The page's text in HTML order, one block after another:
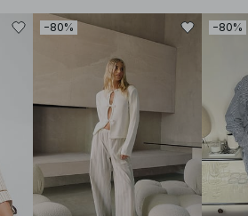
−80% −80%